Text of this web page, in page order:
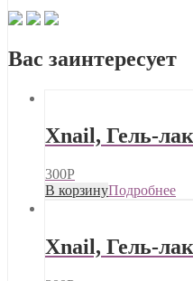
Вас заинтересует
Xnail, Гель-
300Р
В корзинуПодробнее
Xnail, Гель-